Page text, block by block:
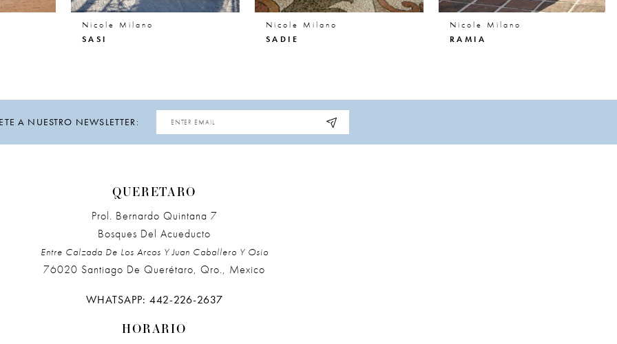
Nicole Milano
SASI
Nicole Milano
SADIE
Nicole Milano
RAMIA
A NUESTRO NEWSLETTER:
QUERETARO
Prol. Bernardo Quintana 7
Bosques Del Acueducto
Entre Calzada De Los Arcos Y Juan Caballero Y Osio
76020 Santiago De Querétaro, Qro., Mexico
WHATSAPP: 442-226-2637
HORARIO